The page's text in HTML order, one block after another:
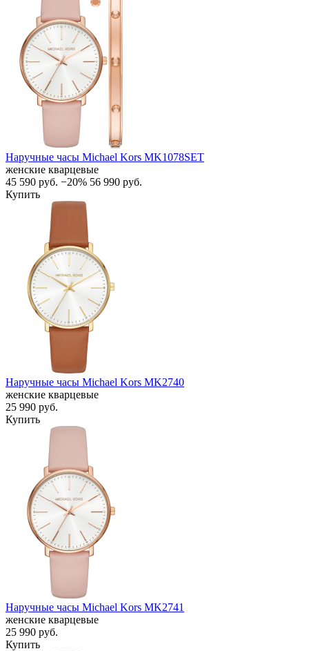
Наручные часы Michael Kors MK1078SET
женские кварцевые
45 590 руб. −20% 56 990 руб.
Купить
Наручные часы Michael Kors MK2740
женские кварцевые
25 990 руб.
Купить
Наручные часы Michael Kors MK2741
женские кварцевые
25 990 руб.
Купить